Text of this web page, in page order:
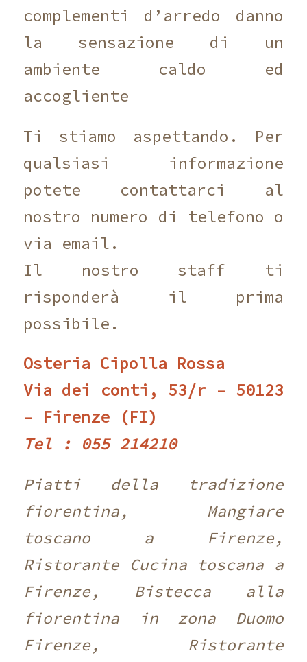
complementi d’arredo danno
la sensazione di un
ambiente caldo ed
accogliente
Ti stiamo aspettando. Per
qualsiasi informazione
potete contattarci al
nostro numero di telefono o
via email.
Il nostro staff ti
risponderà il prima
possibile.
Osteria Cipolla Rossa
Via dei conti, 53/r – 50123
– Firenze (FI)
Tel : 055 214210 ‎
Piatti della tradizione
fiorentina, Mangiare
toscano a Firenze,
Ristorante Cucina toscana a
Firenze, Bistecca alla
fiorentina in zona Duomo
Firenze, Ristorante